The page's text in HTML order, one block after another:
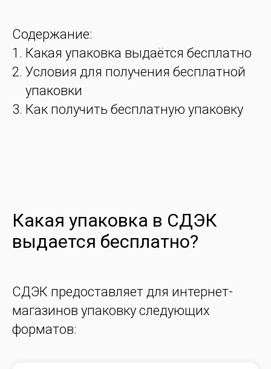
Содержание:
Какая упаковка выдаётся бесплатно
Условия для получения бесплатной
упаковки
Как получить бесплатную упаковку
Какая упаковка в СДЭК
выдается бесплатно?
СДЭК предоставляет для интернет-
магазинов упаковку следующих
форматов: